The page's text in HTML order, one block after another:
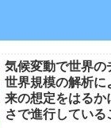
気候変動で世界
世界規模の解析に
来の想定をはる
さで進行してい